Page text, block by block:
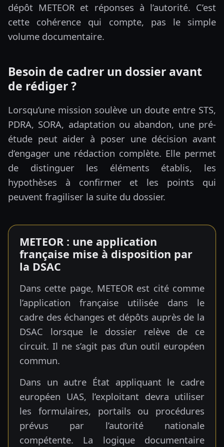
dépôt METEOR et réponses à l’autorité. C’est
cette cohérence qui compte, pas le simple
volume documentaire.
Besoin de cadrer un dossier avant
de rédiger ?
Lorsqu’une mission soulève un doute entre STS,
PDRA, SORA, adaptation ou abandon, une pré-
étude peut aider à poser une décision avant
d’engager une rédaction complète. Elle permet
de distinguer les éléments établis, les
hypothèses à confirmer et les points qui
peuvent fragiliser la suite du dossier.
METEOR : une application
française mise à disposition par
la DSAC
Dans cette page, METEOR est cité comme
l’application française utilisée dans le
cadre des échanges et dépôts auprès de la
DSAC lorsque le dossier relève de ce
circuit. Il ne s’agit pas d’un outil européen
commun.
Dans un autre État appliquant le cadre
européen UAS, l’exploitant devra utiliser
les formulaires, portails ou procédures
prévus par l’autorité nationale
compétente. La logique documentaire